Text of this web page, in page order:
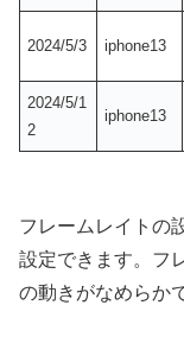
2024/5/3 iphone13
2024/5/1
2
iphone13
フレームレイトの
設定できます。フ
の動きがなめらか